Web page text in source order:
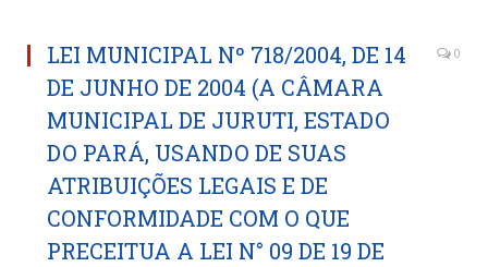
LEI MUNICIPAL Nº 718/2004, DE 14
DE JUNHO DE 2004 (A CÂMARA
MUNICIPAL DE JURUTI, ESTADO
DO PARÁ, USANDO DE SUAS
ATRIBUIÇÕES LEGAIS E DE
CONFORMIDADE COM O QUE
PRECEITUA A LEI N° 09 DE 19 DE
0